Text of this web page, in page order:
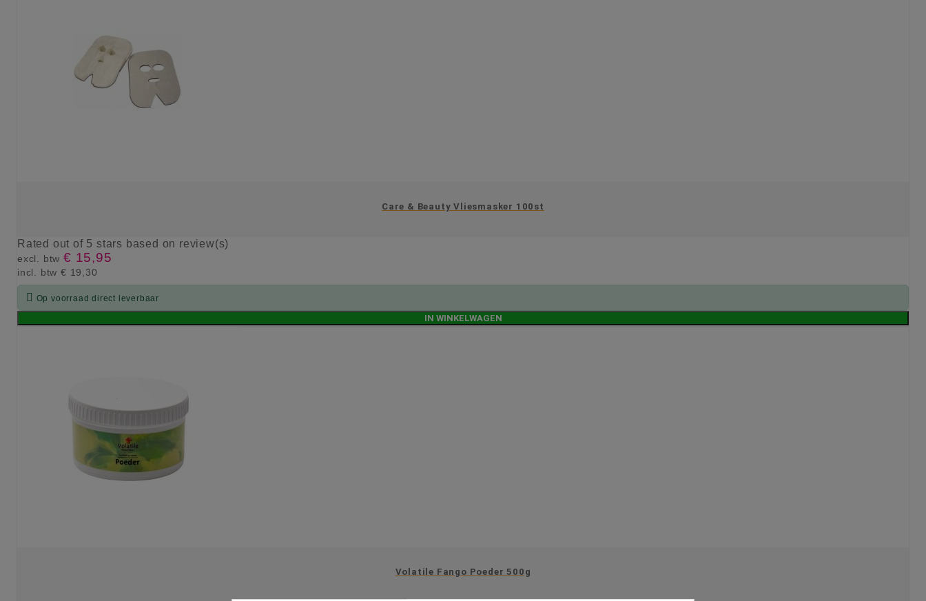
Care & Beauty Vliesmasker 100st
Rated out of 5 stars based on review(s)
excl. btw € 15,95
incl. btw € 19,30
 Op voorraad direct leverbaar
IN WINKELWAGEN
Volatile Fango Poeder 500g